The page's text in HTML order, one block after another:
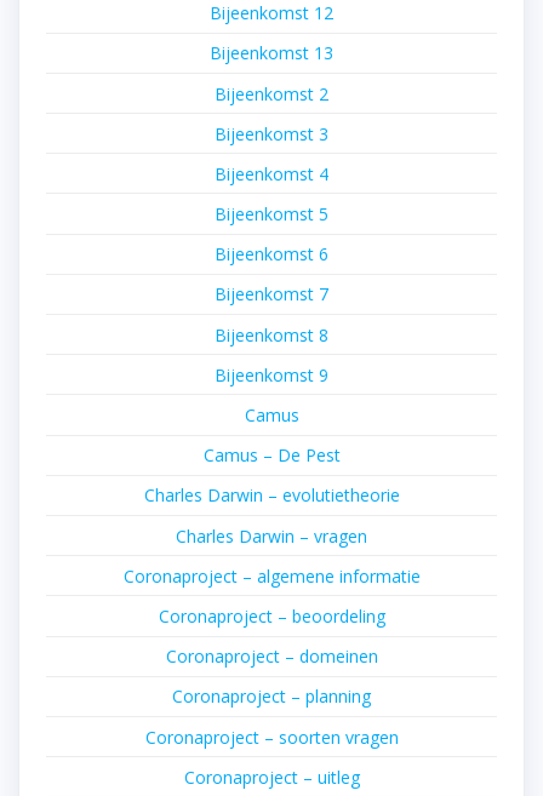
Bijeenkomst 12
Bijeenkomst 13
Bijeenkomst 2
Bijeenkomst 3
Bijeenkomst 4
Bijeenkomst 5
Bijeenkomst 6
Bijeenkomst 7
Bijeenkomst 8
Bijeenkomst 9
Camus
Camus – De Pest
Charles Darwin – evolutietheorie
Charles Darwin – vragen
Coronaproject – algemene informatie
Coronaproject – beoordeling
Coronaproject – domeinen
Coronaproject – planning
Coronaproject – soorten vragen
Coronaproject – uitleg